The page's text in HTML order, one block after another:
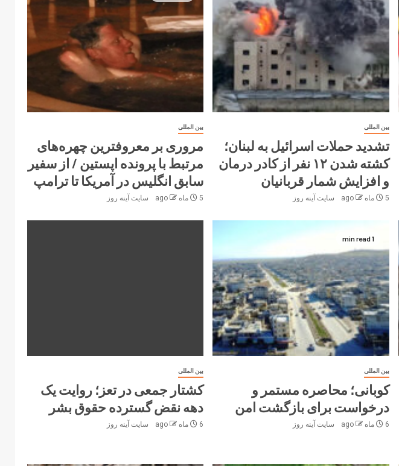
بین المللی
تشدید حملات اسرائیل به لبنان؛
کشته شدن ۱۲ نفر از کادر درمان
و افزایش شمار قربانیان
5 ماه ago سایت آینه‌ روز
بین المللی
مروری بر معروفترین چهره‌های
مرتبط با پرونده اپستین / از سفیر
سابق انگلیس در آمریکا تا ترامپ
5 ماه ago سایت آینه‌ روز
1 min read
بین المللی
کوبانی؛ محاصره مستمر و
درخواست‌ برای بازگشت امن
6 ماه ago سایت آینه‌ روز
بین المللی
کشتار جمعی در تعز؛ روایت یک
دهه نقض گسترده حقوق بشر
6 ماه ago سایت آینه‌ روز